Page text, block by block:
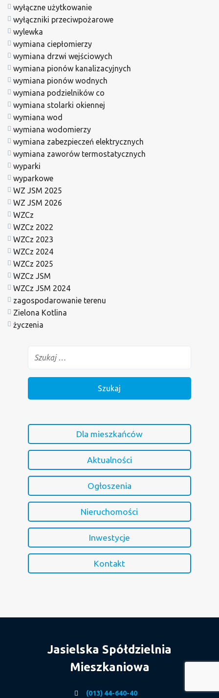
wyłączne użytkowanie
wyłączniki przeciwpożarowe
wylewka
wymiana ciepłomierzy
wymiana drzwi wejściowych
wymiana pionów kanalizacyjnych
wymiana pionów wodnych
wymiana podzielników co
wymiana stolarki okiennej
wymiana wod
wymiana wodomierzy
wymiana zabezpieczeń elektrycznych
wymiana zaworów termostatycznych
wyparki
wyparkowe
WZ JSM 2025
WZ JSM 2026
WZCz
WZCz 2022
WZCz 2023
WZCz 2024
WZCz 2025
WZCz JSM
WZCz JSM 2024
zagospodarowanie terenu
Zielona Kotlina
życzenia
Dla mieszkańców
Aktualności
Ogłoszenia
Nieruchomości
Inwestycje
Kontakt
Jasielska Spółdzielnia
Mieszkaniowa
(013) 44-640-40